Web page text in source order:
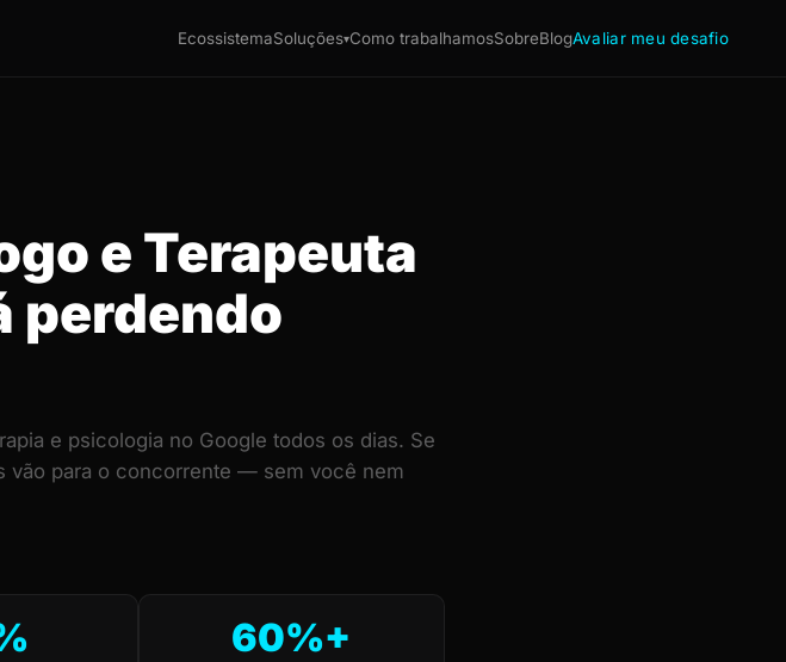
EcossistemaSoluções▾Como trabalhamosSobreBlogAvaliar meu desafio
e Terapeuta
perdendo
e psicologia no Google todos os dias. Se
vão para o concorrente — sem você nem
60%+